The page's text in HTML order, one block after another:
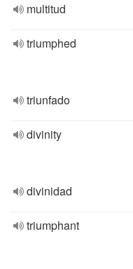
multitud
triumphed
triunfado
divinity
divinidad
triumphant